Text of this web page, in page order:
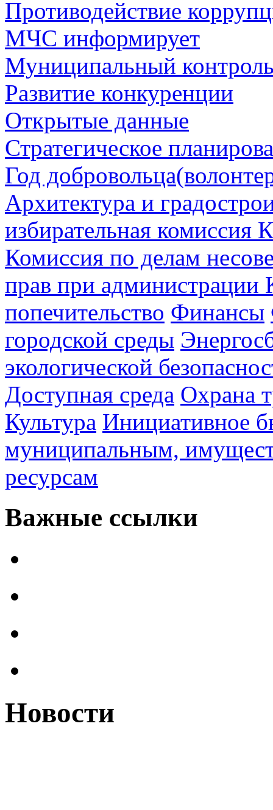
Противодействие
МЧС информирует
Муниципальный
Развитие конкуренции
Открытые данные
Стратегическое
Год
Архитектура и
избирательная комиссия
Комиссия по делам
прав при администрации
попечительство Финансы
городской среды
экологической
Доступная среда Охрана
Культура Инициативное
муниципальным,
ресурсам
Важные ссылки
Новости